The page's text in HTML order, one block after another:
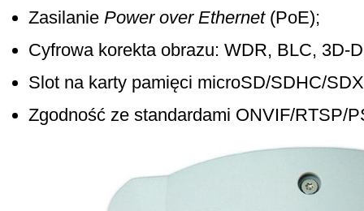
Zasilanie Power over Ethernet(PoE);
Cyfrowa korekta obrazu: WDR, BLC, 3D-
Slot na karty pamięci microSD/SDHC/
Zgodność ze standardami ONVIF/RTSP/